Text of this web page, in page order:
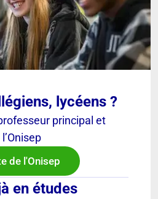
lycéens ?
principal et
de l'Onisep
en études